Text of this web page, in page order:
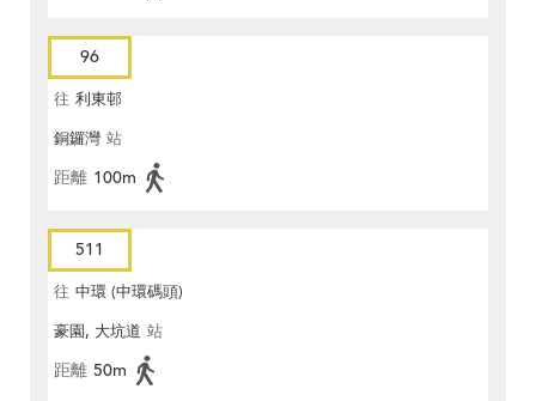
96
往 利東邨
銅鑼灣 站
距離 100m
511
往 中環 (中環碼頭)
豪園, 大坑道 站
距離 50m